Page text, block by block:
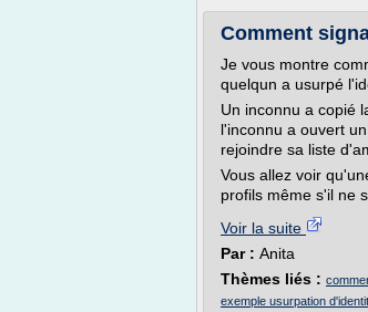
Comment
Je vous montre
quelqun a usurpé
Un inconnu a copié
l'inconnu a ouvert
rejoindre sa liste
Vous allez voir
profils même s'il ne
Voir la suite
Par : Anita
Thèmes liés :
exemple usurpation